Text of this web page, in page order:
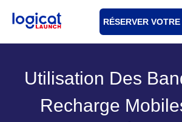
RÉSERVER
Utilisation Des
Recharge